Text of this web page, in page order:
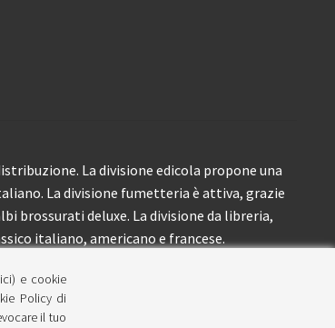
La divisione edicola propone una
La divisione fumetteria è attiva, grazie
brossurati deluxe. La divisione da libreria,
italiano, americano e francese.
e cookie
Policy di
il tuo